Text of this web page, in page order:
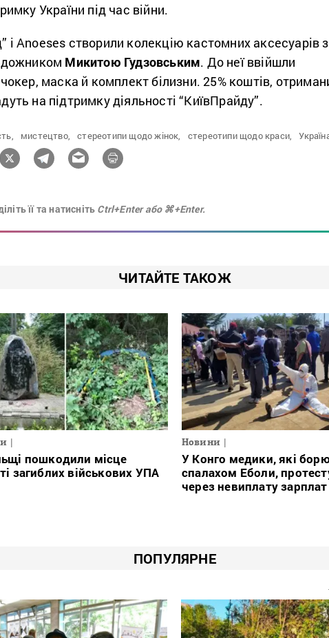
України під час війни.
і Anoeses створили колекцію кастомних аксесуарів
Микитою Гудзовським. До неї ввійшли
маска й комплект білизни. 25% коштів,
на підтримку діяльності “КиївПрайду”.
мистецтво, стереотипи щодо жінок, стереотипи щодо краси,
її та натисніть Ctrl+Enter або ⌘+Enter.
ЧИТАЙТЕ ТАКОЖ
пошкодили місце
загиблих військових УПА
Новини
У Конго медики, які
спалахом Еболи,
через невиплату зарплат
ПОПУЛЯРНЕ